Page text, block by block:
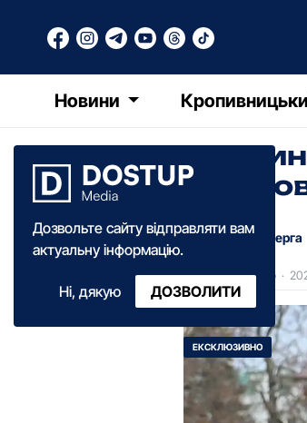
Новини
Дозвольте сайту відправляти вам
актуальну інформацію.
Ні, дякую ДОЗВОЛИТИ
Лілія Кочерга
14:35·12 лютого ·